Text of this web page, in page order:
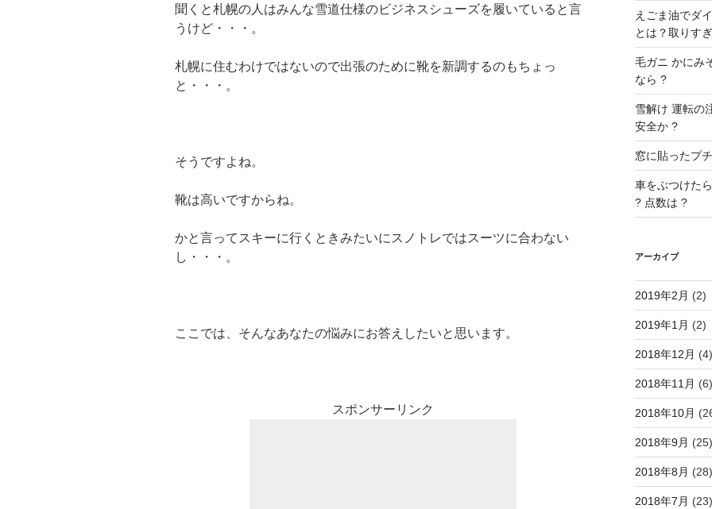
聞くと札幌の人はみんな雪道仕様のビジネスシューズを履いていると言
うけど・・・。
札幌に住むわけではないので出張のために靴を新調するのもちょっ
と・・・。
そうですよね。
靴は高いですからね。
かと言ってスキーに行くときみたいにスノトレではスーツに合わない
し・・・。
ここでは、そんなあなたの悩みにお答えしたいと思います。
スポンサーリンク
えごま油でダ
とは？取りす
毛ガニ かにみ
なら ?
雪解け 運転の
安全か ?
窓に貼ったプ
車をぶつけた
? 点数は ?
アーカイブ
2019年2月 (2)
2019年1月 (2)
2018年12月 (4)
2018年11月 (6)
2018年10月
2018年9月 (25)
2018年8月 (28)
2018年7月 (23)